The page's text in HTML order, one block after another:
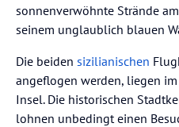
sonnenverwöhnte Strände
seinem unglaublich blauen
Die beiden sizilianischen
angeflogen werden, liegen im
Insel. Die historischen
lohnen unbedingt einen